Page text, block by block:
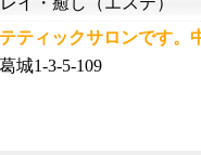
ティックサロンです
城1-3-5-109